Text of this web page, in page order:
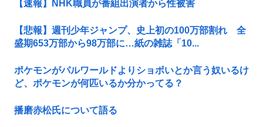
【速報】NHK職員が番組出演者から性被害
【悲報】週刊少年ジャンプ、史上初の100万部割れ 全
盛期653万部から98万部に…紙の雑誌「10...
ポケモンがパルワールドよりショボいとか言う奴いるけ
ど、ポケモンが何匹いるか分かってる？
播磨赤松氏について語る